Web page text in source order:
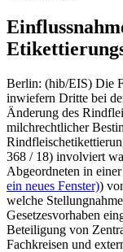
Berlin: (hib/EIS) Die
inwiefern Dritte bei
Änderung des
milchrechtlicher
368 / 18) involviert
Abgeordneten in
ein neues Fenster))
welche
Gesetzesvorhaben
Beteiligung von
Fachkreisen und